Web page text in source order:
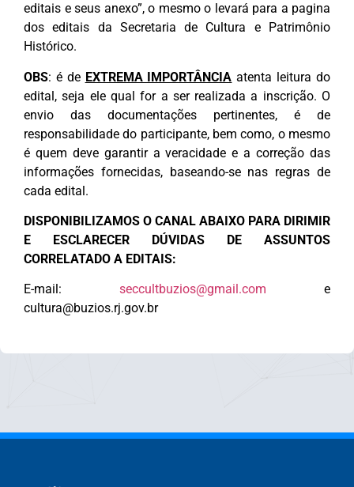
editais e seus anexo”, o mesmo o levará para a pagina
dos editais da Secretaria de Cultura e Patrimônio
Histórico.
OBS: é de EXTREMA IMPORTÂNCIA atenta leitura do
edital, seja ele qual for a ser realizada a inscrição. O
envio das documentações pertinentes, é de
responsabilidade do participante, bem como, o mesmo
é quem deve garantir a veracidade e a correção das
informações fornecidas, baseando-se nas regras de
cada edital.
DISPONIBILIZAMOS O CANAL ABAIXO PARA DIRIMIR
E ESCLARECER DÚVIDAS DE ASSUNTOS
CORRELATADO A EDITAIS:
E-mail: seccultbuzios@gmail.com e
cultura@buzios.rj.gov.br